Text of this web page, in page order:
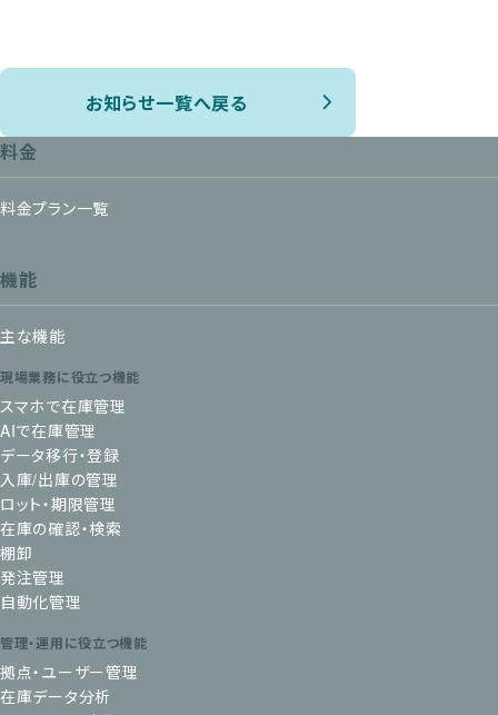
お知らせ一覧へ戻る
料金
料金プラン一覧
機能
主な機能
現場業務に役立つ機能
スマホで在庫管理
AIで在庫管理
データ移行・登録
入庫/出庫の管理
ロット・期限管理
在庫の確認・検索
棚卸
発注管理
自動化管理
管理・運用に役立つ機能
拠点・ユーザー管理
在庫データ分析